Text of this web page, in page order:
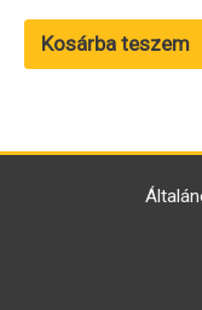
Kosárba teszem